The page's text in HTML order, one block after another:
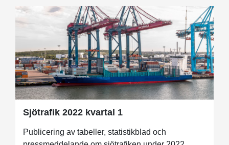
Sjötrafik 2022 kvartal 1
Publicering av tabeller, statistikblad och